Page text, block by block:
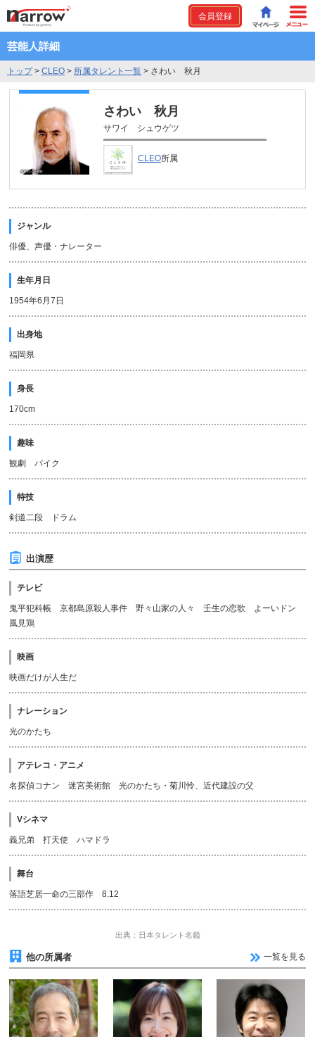
会員登録
芸能人詳細
トップ> CLEO > 所属タレント一覧 > さわい 秋月
さわい 秋月
サワイ シュウゲツ
CLEO所属
ジャンル
俳優、声優・ナレーター
生年月日
1954年6月7日
出身地
福岡県
身長
170cm
趣味
観劇 バイク
特技
剣道二段 ドラム
出演歴
テレビ
鬼平犯科帳 京都島原殺人事件 野々山家の人々 壬生の恋歌 よーいドン
風見鶏
映画
映画だけが人生だ
ナレーション
光のかたち
アテレコ・アニメ
名探偵コナン 迷宮美術館 光のかたち・菊川怜、近代建設の父
Vシネマ
義兄弟 打天使 ハマドラ
舞台
落語芝居一命の三部作 8.12
出典：日本タレント名鑑
他の所属者 一覧を見る